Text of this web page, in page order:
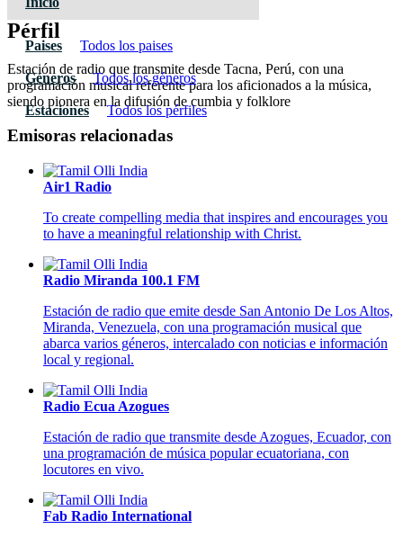
Paises Todos los paises
Géneros Todos los géneros
Estaciones Todos los pérfiles
Pérfil
Estación de radio que transmite desde Tacna, Perú, con una
programación musical referente para los aficionados a la música,
siendo pionera en la difusión de cumbia y folklore
Emisoras relacionadas
Air1 Radio
To create compelling media that inspires and encourages you
to have a meaningful relationship with Christ.
Radio Miranda 100.1 FM
Estación de radio que emite desde San Antonio De Los Altos,
Miranda, Venezuela, con una programación musical que
abarca varios géneros, intercalado con noticias e información
local y regional.
Radio Ecua Azogues
Estación de radio que transmite desde Azogues, Ecuador, con
una programación de música popular ecuatoriana, con
locutores en vivo.
Fab Radio International